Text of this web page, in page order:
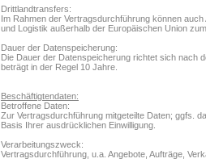
Drittlandtransfers:
Im Rahmen der Vertragsdurchführung können
und Logistik außerhalb der Europäischen Union
Dauer der Datenspeicherung:
Die Dauer der Datenspeicherung richtet sich nach
beträgt in der Regel 10 Jahre.
Beschäftigtendaten:
Betroffene Daten:
Zur Vertragsdurchführung mitgeteilte Daten; ggfs.
Basis Ihrer ausdrücklichen Einwilligung.
Verarbeitungszweck:
Vertragsdurchführung, u.a. Angebote, Aufträge,